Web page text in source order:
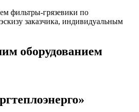
фильтры-грязевики по
заказчика, индивидуальным
оборудованием